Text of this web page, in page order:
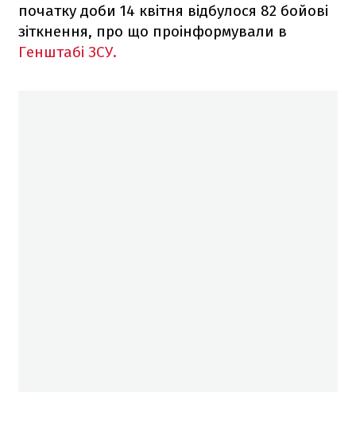
початку доби 14 квітня відбулося 82 бойові
зіткнення, про що проінформували в
Генштабі ЗСУ.